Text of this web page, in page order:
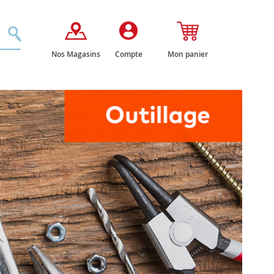
RechercherNos Magasins Compte Mon panier